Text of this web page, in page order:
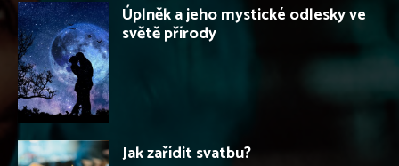
Úplněk a jeho mystické odlesky ve
světě přírody
Jak zařídit svatbu?